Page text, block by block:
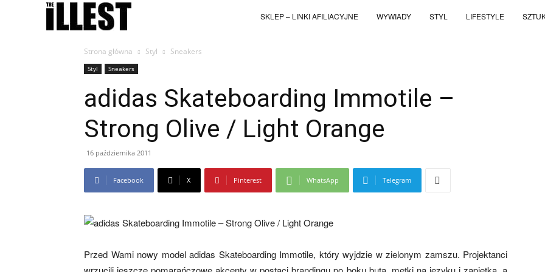
SKLEP – LINKI AFILIACYJNE WYWIADY STYL LIFESTYLE
Strona główna Styl Sneakers
Styl Sneakers
adidas Skateboarding Immotile –
Strong Olive / Light Orange
16 października 2011
Facebook X Pinterest WhatsApp Telegram
Przed Wami nowy model adidas Skateboarding Immotile, który wyjdzie w zielonym zamszu. Projektanci